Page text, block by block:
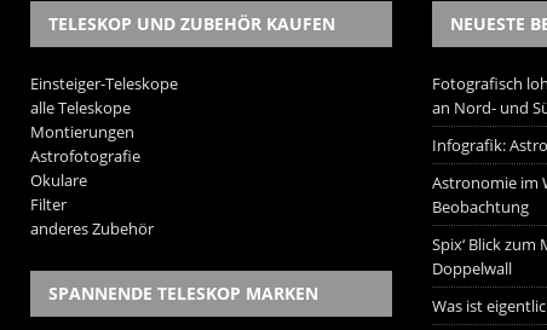
TELESKOP UND ZUBEHÖR KAUFEN
Einsteiger-Teleskope
alle Teleskope
Montierungen
Astrofotografie
Okulare
Filter
anderes Zubehör
SPANNENDE TELESKOP MARKEN
NEUESTE
Fotografisch
an Nord- und
Infografik:
Astronomie im
Beobachtung
Spix‘ Blick
Doppelwall
Was ist